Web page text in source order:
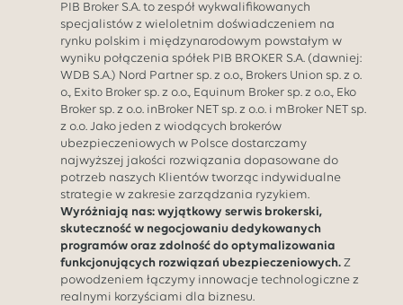
PIB Broker S.A. to zespół wykwalifikowanych
specjalistów z wieloletnim doświadczeniem na
rynku polskim i międzynarodowym powstałym w
wyniku połączenia spółek PIB BROKER S.A. (dawniej:
WDB S.A.) Nord Partner sp. z o.o., Brokers Union sp. z o.
o., Exito Broker sp. z o.o., Equinum Broker sp. z o.o., Eko
Broker sp. z o.o. inBroker NET sp. z o.o. i mBroker NET sp.
z o.o. Jako jeden z wiodących brokerów
ubezpieczeniowych w Polsce dostarczamy
najwyższej jakości rozwiązania dopasowane do
potrzeb naszych Klientów tworząc indywidualne
strategie w zakresie zarządzania ryzykiem.
Wyróżniają nas: wyjątkowy serwis brokerski,
skuteczność w negocjowaniu dedykowanych
programów oraz zdolność do optymalizowania
funkcjonujących rozwiązań ubezpieczeniowych. Z
powodzeniem łączymy innowacje technologiczne z
realnymi korzyściami dla biznesu.